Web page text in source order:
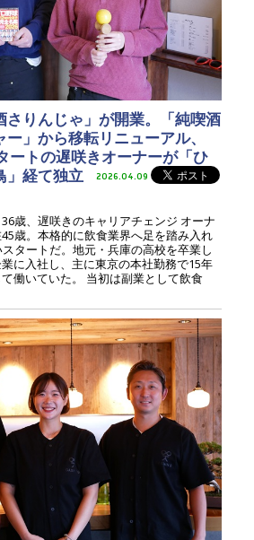
さりんじゃ」が開業。「純喫酒
」から移転リニューアル、
ートの遅咲きオーナーが「ひ
」経て独立
2026.04.09
歳、遅咲きのキャリアチェンジ オーナ
歳。本格的に飲食業界へ足を踏み入れ
タートだ。地元・兵庫の高校を卒業し
に入社し、主に東京の本社勤務で15年
働いていた。 当初は副業として飲食